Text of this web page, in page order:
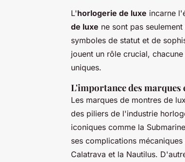
L'horlogerie de luxe incarne
de luxe ne sont pas
symboles de statut et de
jouent un rôle crucial,
uniques.
L'importance des marques
Les marques de montres de
des piliers de l'industrie
iconiques comme la
ses complications
Calatrava et la Nautilus.